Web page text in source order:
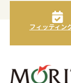
フィッティン